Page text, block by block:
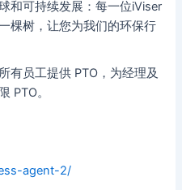
和可持续发展：每一位iViser
棵树，让您为我们的环保行
有员工提供 PTO，为经理及
PTO。
agent-2/